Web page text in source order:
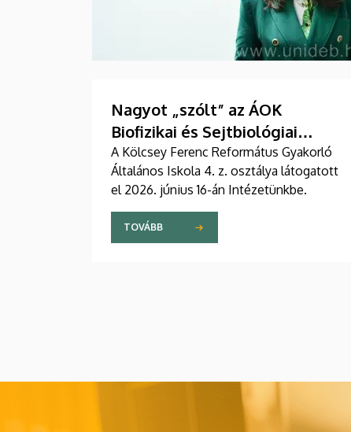
Nagyot „szólt” az ÁOK
Biofizikai és Sejtbiológiai
Intézet kisiskolásoknak szóló
laboratóriumi bemutatója
A Kölcsey Ferenc Református Gyakorló
Általános Iskola 4. z. osztálya látogatott
el 2026. június 16-án Intézetünkbe.
TOVÁBB